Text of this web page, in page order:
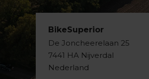
BikeSuperior
De Joncheerelaan 25
7441 HA Nijverdal
Nederland